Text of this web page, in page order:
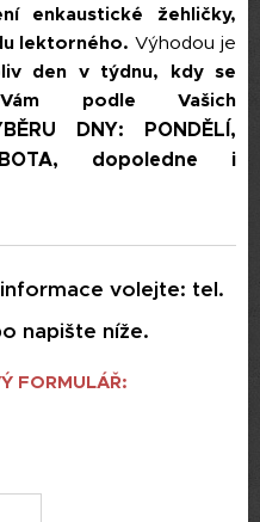
enkaustické žehličky,
lektorného. Výhodou je
den v týdnu, kdy se
podle Vašich
DNY: PONDĚLÍ,
dopoledne i
volejte: tel.
napište níže.
FORMULÁŘ: